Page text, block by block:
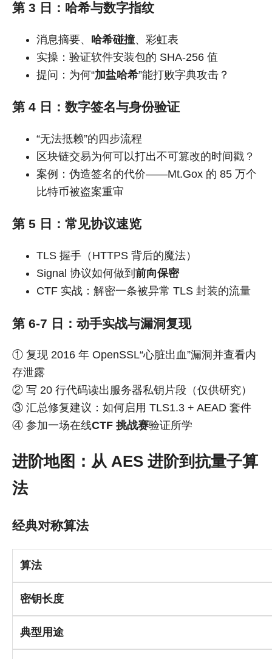
第 3 日：哈希与数字指纹
消息摘要、 哈希碰撞、彩虹表
实操：验证软件安装包的 SHA-256 值
提问：为何“加盐哈希”能打败字典攻击？
第 4 日：数字签名与身份验证
“无法抵赖”的四步流程
区块链交易为何可以打出不可篡改的时间戳？
案例：伪造签名的代价——Mt.Gox 的 85 万个
比特币被盗案重审
第 5 日：常见协议速览
TLS 握手（HTTPS 背后的魔法）
Signal 协议如何做到 前向保密
CTF 实战：解密一条被异常 TLS 封装的流量
第 6-7 日：动手实战与漏洞复现
① 复现 2016 年 OpenSSL“心脏出血”漏洞并查看内
存泄露
② 写 20 行代码读出服务器私钥片段（仅供研究）
③ 汇总修复建议：如何启用 TLS1.3 + AEAD 套件
④ 参加一场在线CTF 挑战赛验证所学
进阶地图：从 AES 进阶到抗量子算
法
经典对称算法
算法
密钥长度
典型用途